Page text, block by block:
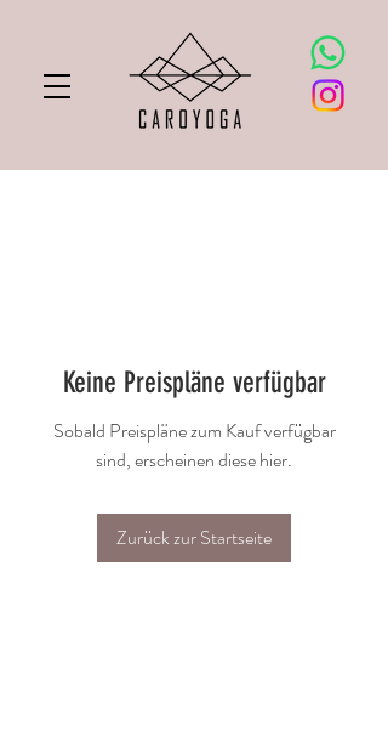
Keine Preispläne verfügbar
Sobald Preispläne zum Kauf verfügbar
sind, erscheinen diese hier.
Zurück zur Startseite